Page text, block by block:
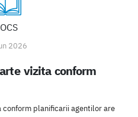
2026
vizita conform
planificarii agentilor are